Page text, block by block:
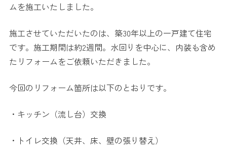
ムを施工いたしました。
施工させていただいたのは、築30年以上の一戸建て住宅
です。施工期間は約2週間。水回りを中心に、内装も含め
たリフォームをご依頼いただきました。
今回のリフォーム箇所は以下のとおりです。
・キッチン（流し台）交換
・トイレ交換（天井、床、壁の張り替え）